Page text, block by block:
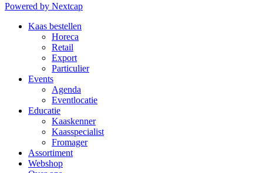
Powered by Nextcap
Kaas bestellen
Horeca
Retail
Export
Particulier
Events
Agenda
Eventlocatie
Educatie
Kaaskenner
Kaasspecialist
Fromager
Assortiment
Webshop